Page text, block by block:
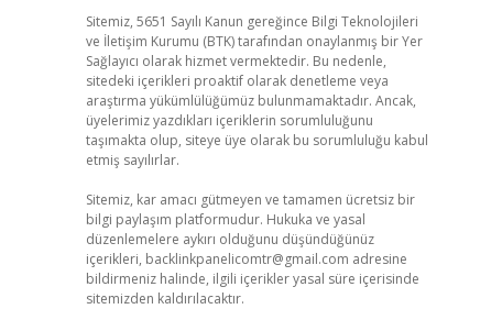
Sitemiz, 5651 Sayılı Kanun gereğince Bilgi Teknolojileri
ve İletişim Kurumu (BTK) tarafından onaylanmış bir Yer
Sağlayıcı olarak hizmet vermektedir. Bu nedenle,
sitedeki içerikleri proaktif olarak denetleme veya
araştırma yükümlülüğümüz bulunmamaktadır. Ancak,
üyelerimiz yazdıkları içeriklerin sorumluluğunu
taşımakta olup, siteye üye olarak bu sorumluluğu kabul
etmiş sayılırlar.
Sitemiz, kar amacı gütmeyen ve tamamen ücretsiz bir
bilgi paylaşım platformudur. Hukuka ve yasal
düzenlemelere aykırı olduğunu düşündüğünüz
içerikleri, backlinkpanelicomtr@gmail.com adresine
bildirmeniz halinde, ilgili içerikler yasal süre içerisinde
sitemizden kaldırılacaktır.